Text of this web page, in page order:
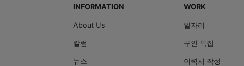
INFORMATION
About Us
칼럼
뉴스
WORK
일자리
구인 특집
이력서 작성